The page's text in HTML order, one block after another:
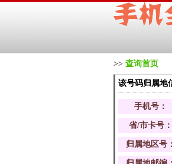
>> 查询首页
该号码归属地
手机号：
省/市卡号：
归属地区号：